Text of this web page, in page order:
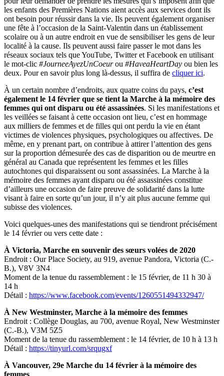
les enfants des Premières Nations aient accès aux services dont ils
ont besoin pour réussir dans la vie. Ils peuvent également organiser
une fête à l’occasion de la Saint-Valentin dans un établissement
scolaire ou à un autre endroit en vue de sensibiliser les gens de leur
localité à la cause. Ils peuvent aussi faire passer le mot dans les
réseaux sociaux tels que YouTube, Twitter et Facebook en utilisant
le mot-clic #JourneeAyezUnCoeurou #HaveaHeartDay ou bien les
deux. Pour en savoir plus long là-dessus, il suffira de cliquer ici.
À un certain nombre d’endroits, aux quatre coins du pays, c’est
également le 14 février que se tient la Marche à la mémoire des
femmes qui ont disparu ou été assassinées. Si les manifestations et
les veillées se faisant à cette occasion ont lieu, c’est en hommage
aux milliers de femmes et de filles qui ont perdu la vie en étant
victimes de violences physiques, psychologiques ou affectives. De
même, en y prenant part, on contribue à attirer l’attention des gens
sur la proportion démesurée des cas de disparition ou de meurtre en
général au Canada que représentent les femmes et les filles
autochtones qui disparaissent ou sont assassinées. La Marche à la
mémoire des femmes ayant disparu ou été assassinées constitue
d’ailleurs une occasion de faire preuve de solidarité dans la lutte
visant à faire en sorte qu’un jour, il n’y ait plus aucune femme qui
subisse des violences.
Voici quelques-unes des manifestations qui se tiendront précisément
le 14 février ou vers cette date :
À Victoria, Marche en souvenir des sœurs volées de 2020
Endroit : Our Place Society, au 919, avenue Pandora, Victoria (C.-
B.), V8V 3N4
Moment de la tenue du rassemblement : le 15 février, de 11 h 30 à
14 h
Détail : https://www.facebook.com/events/1260551494332947/
À New Westminster, Marche à la mémoire des femmes
Endroit : Collège Douglas, au 700, avenue Royal, New Westminster
(C.-B.), V3M 5Z5
Moment de la tenue du rassemblement : le 14 février, de 10 h à 13 h
Détail : https://tinyurl.com/srqugxf
À Vancouver, 29e Marche du 14 février à la mémoire des
femmes